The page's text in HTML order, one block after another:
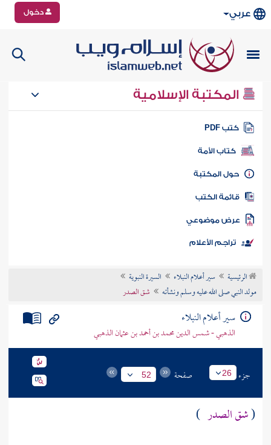
عربي دخول
المكتبة الإسلامية
كتب PDF
كتاب الأمة
المكتبة
الكتب
موضوعي
تراجم الأعلام
الرئيسية سير أعلام النبلاء
السيرة النبوية
مولد النبي صلى الله عليه وسلم ونشأته
شق الصدر
سير أعلام النبلاء
الذهبي - شمس الدين محمد بن أحمد بن عثمان الذهبي
جزء 26 صفحة 52
(شق الصدر )